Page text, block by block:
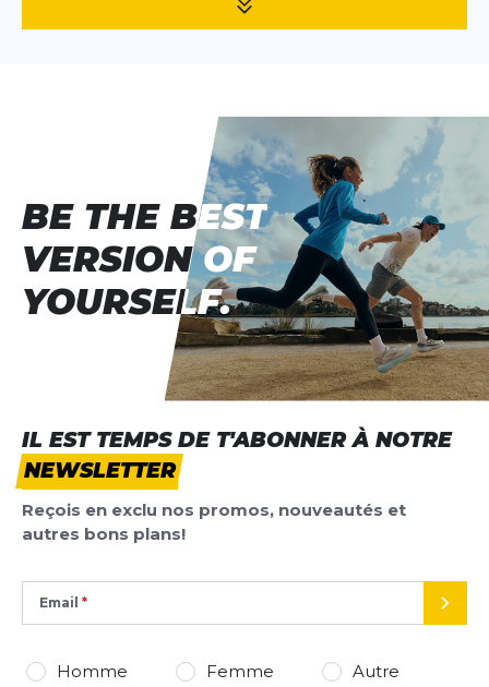
IL EST TEMPS DE T'ABONNER À NOTRE
NEWSLETTER
Reçois en exclu nos promos, nouveautés et
autres bons plans!
Email
Homme Femme Autre
BE THE BEST
VERSION OF
YOURSELF.
BE THE BEST
VERSION OF
YOURSELF.